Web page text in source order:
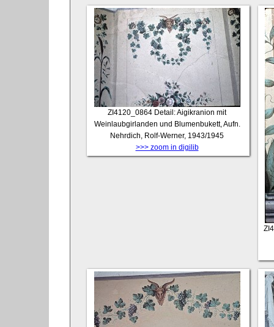
ZI4120_0864 Detail: Aigikranion mit
Weinlaubgirlanden und Blumenbukett, Aufn.
Nehrdich, Rolf-Werner, 1943/1945
>>> zoom in digilib